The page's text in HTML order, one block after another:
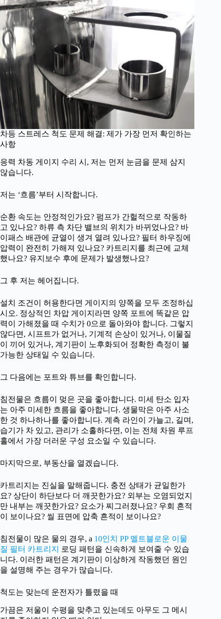
차등 스트레스 척도 문제 해결: 제가 가장 먼저 확인하는
사항
응력 차동 게이지 수리 시, 저는 먼저 눈금을 문제 삼지
않습니다.
저는 ‘흐름’부터 시작합니다.
순환 속도는 안정적인가요? 펌프가 간헐적으로 작동하
고 있나요? 하류 측 차단 밸브의 위치가 바뀌었나요? 바
이패스 배관에 균열이 생겨 열려 있나요? 필터 하우징에
압력이 완전히 가해져 있나요? 카트리지를 최근에 교체
했나요? 유지보수 후에 문제가 발생했나요?
그 후 저는 헤어집니다.
설치 조건이 허용한다면 게이지의 양쪽을 모두 조정하십
시오. 정상적인 차압 게이지라면 양쪽 포트에 똑같은 압
력이 가해졌을 때 수치가 0으로 돌아와야 합니다. 그렇지
않다면, 시프트가 없거나, 기계적 손상이 있거나, 이물질
이 끼어 있거나, 계기판이 노후화되어 정확한 측정이 불
가능한 상태일 수 있습니다.
그 다음에는 포트와 튜브를 확인합니다.
침전물은 흐름이 멎은 곳을 좋아합니다. 미세 탄소 입자
는 아주 미세한 흐름을 좋아합니다. 생물막은 아주 사소
한 것 하나하나를 좋아합니다. 계측 라인이 가늘고, 길며,
습기가 차 있고, 관리가 소홀하다면, 이는 전체 차원 루프
홀에서 가장 더러운 구성 요소일 수 있습니다.
마지막으로, 부동산을 열겠습니다.
카트리지는 진실을 말해줍니다. 충전 상태가 균일한가
요? 상단이 하단보다 더 깨끗한가요? 외부는 오염되었지
만 내부는 깨끗한가요? 요소가 찌그러졌나요? 우회 흔적
이 보이나요? 씰 표면에 압축 흔적이 보이나요?
침전물이 많은 물의 경우, a 10인치 PP 멜트블로운 이물
질 필터 카트리지
로딩 패턴을 신속하게 보여줄 수 있습
니다. 이러한 패턴은 계기판이 이상하게 작동했던 원인
을 설명해 주는 경우가 많습니다.
척도는 맞는데 운전자가 틀렸을 때
가끔은 저울이 수평을 맞추고 있는데도 아무도 그 메시